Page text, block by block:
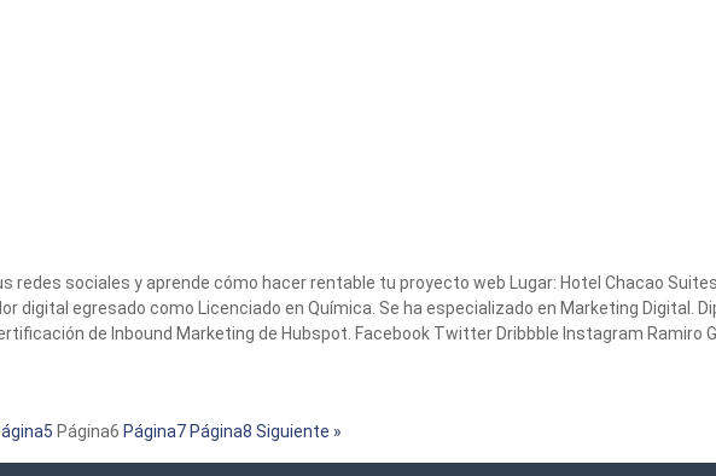
redes sociales y aprende cómo hacer rentable tu proyecto web Lugar: Hotel Chacao
digital egresado como Licenciado en Química. Se ha especializado en Marketing Digital.
de Inbound Marketing de Hubspot. Facebook Twitter Dribbble Instagram Ramiro
5 Página6 Página7 Página8 Siguiente »